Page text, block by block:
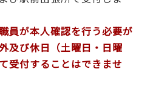
員が本人確認を行う必要が
及び休日（土曜日・日曜
受付することはできませ